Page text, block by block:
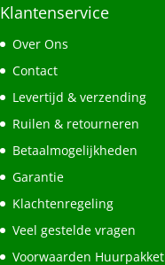
Klantenservice
Over Ons
Contact
Levertijd & verzending
Ruilen & retourneren
Betaalmogelijkheden
Garantie
Klachtenregeling
Veel gestelde vragen
Voorwaarden Huurpakket